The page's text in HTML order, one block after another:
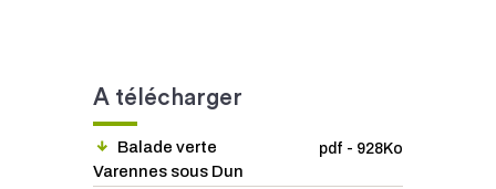
A télécharger
Balade verte
Varennes sous Dun
pdf - 928Ko